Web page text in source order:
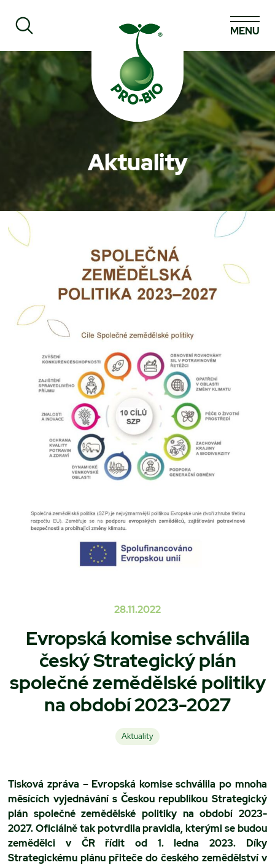
Prohledat PRO-BIO
MENU
Aktuality
28.11.2022
Evropská komise schválila
český Strategický plán
společné zemědělské politiky
na období 2023-2027
Aktuality
Tisková zpráva – Evropská komise schválila po mnoha
měsících vyjednávání s Českou republikou Strategický
plán společné zemědělské politiky na období 2023-
2027. Oficiálně tak potvrdila pravidla, kterými se budou
zemědělci v ČR řídit od 1. ledna 2023. Díky
Strategickému plánu přiteče do českého zemědělství v